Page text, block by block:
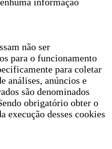
não ser
para o funcionamento
para coletar
análises, anúncios e
são denominados
obrigatório obter o
execução desses cookies